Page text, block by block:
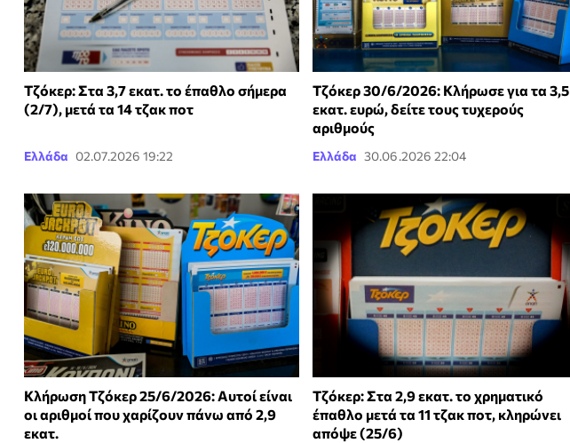
Τζόκερ: Στα 3,7 εκατ. το έπαθλο σήμερα
(2/7), μετά τα 14 τζακ ποτ
Ελλάδα 02.07.2026 19:22
Τζόκερ 30/6/2026: Κλήρωσε για τα 3,5
εκατ. ευρώ, δείτε τους τυχερούς
αριθμούς
Ελλάδα 30.06.2026 22:04
Κλήρωση Τζόκερ 25/6/2026: Αυτοί είναι
οι αριθμοί που χαρίζουν πάνω από 2,9
εκατ.
Τζόκερ: Στα 2,9 εκατ. το χρηματικό
έπαθλο μετά τα 11 τζακ ποτ, κληρώνει
απόψε (25/6)